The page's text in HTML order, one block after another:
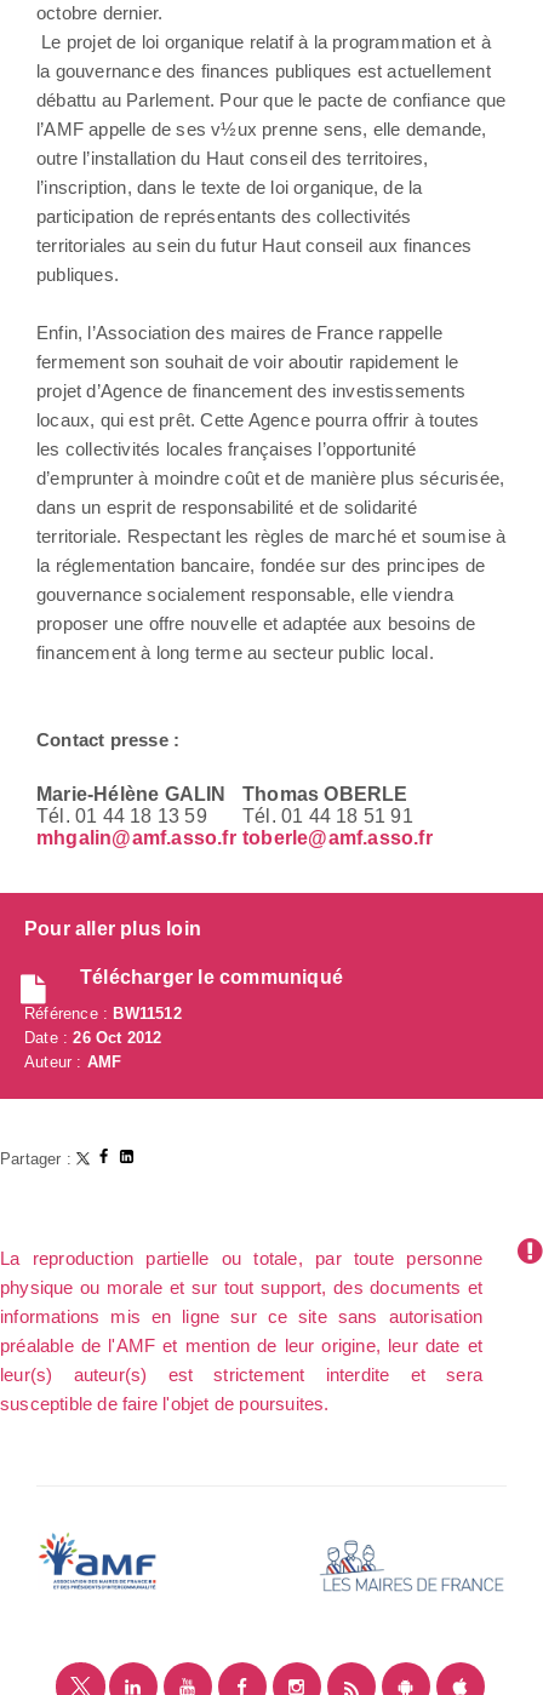
octobre dernier.
Le projet de loi organique relatif à la programmation et à
la gouvernance des finances publiques est actuellement
débattu au Parlement. Pour que le pacte de confiance que
l’AMF appelle de ses v½ux prenne sens, elle demande,
outre l’installation du Haut conseil des territoires,
l’inscription, dans le texte de loi organique, de la
participation de représentants des collectivités
territoriales au sein du futur Haut conseil aux finances
publiques.
Enfin, l’Association des maires de France rappelle
fermement son souhait de voir aboutir rapidement le
projet d’Agence de financement des investissements
locaux, qui est prêt. Cette Agence pourra offrir à toutes
les collectivités locales françaises l’opportunité
d’emprunter à moindre coût et de manière plus sécurisée,
dans un esprit de responsabilité et de solidarité
territoriale. Respectant les règles de marché et soumise à
la réglementation bancaire, fondée sur des principes de
gouvernance socialement responsable, elle viendra
proposer une offre nouvelle et adaptée aux besoins de
financement à long terme au secteur public local.
Contact presse :
Marie-Hélène GALIN
Tél. 01 44 18 13 59
mhgalin@amf.asso.fr
Thomas OBERLE
Tél. 01 44 18 51 91
toberle@amf.asso.fr
Pour aller plus loin
Télécharger le communiqué
Référence :BW11512
Date :26 Oct 2012
Auteur : AMF
Partager :
La reproduction partielle ou totale, par toute personne
physique ou morale et sur tout support, des documents et
informations mis en ligne sur ce site sans autorisation
préalable de l'AMF et mention de leur origine, leur date et
leur(s) auteur(s) est strictement interdite et sera
susceptible de faire l'objet de poursuites.